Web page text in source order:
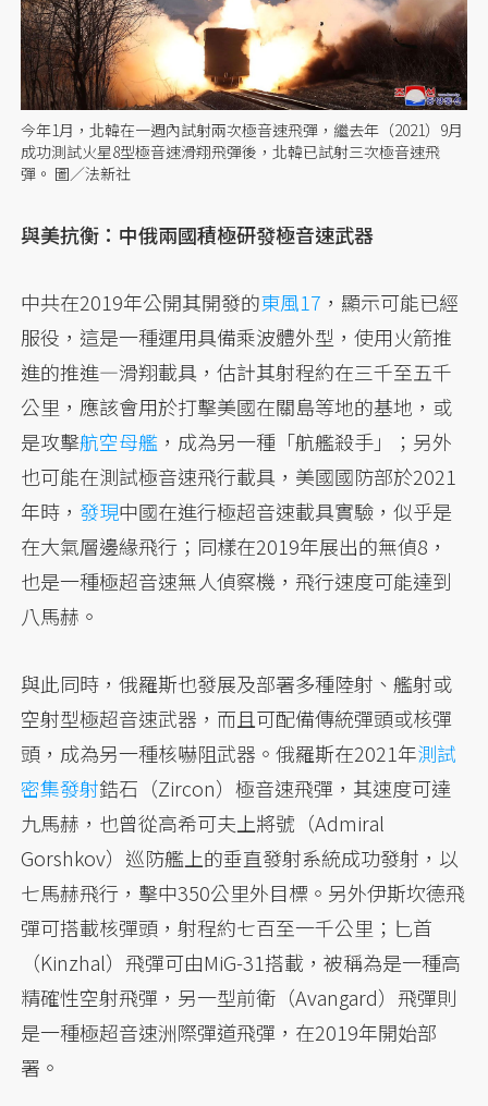
今年1月，北韓在一週內試射兩次極音速飛彈，繼去年（2021）9月
成功測試火星8型極音速滑翔飛彈後，北韓已試射三次極音速飛
彈。 圖／法新社
與美抗衡：中俄兩國積極研發極音速武器
中共在2019年公開其開發的東風17 ，顯示可能已經
服役，這是一種運用具備乘波體外型，使用火箭推
進的推進—滑翔載具，估計其射程約在三千至五千
公里，應該會用於打擊美國在關島等地的基地，或
是攻擊航空母艦 ，成為另一種「航艦殺手」；另外
也可能在測試極音速飛行載具，美國國防部於2021
年時，發現中國在進行極超音速載具實驗，似乎是
在大氣層邊緣飛行；同樣在2019年展出的無偵8，
也是一種極超音速無人偵察機，飛行速度可能達到
八馬赫。
與此同時，俄羅斯也發展及部署多種陸射、艦射或
空射型極超音速武器，而且可配備傳統彈頭或核彈
頭，成為另一種核嚇阻武器。俄羅斯在2021年測試
密集發射鋯石（Zircon）極音速飛彈，其速度可達
九馬赫，也曾從高希可夫上將號（Admiral
Gorshkov）巡防艦上的垂直發射系統成功發射，以
七馬赫飛行，擊中350公里外目標。另外伊斯坎德飛
彈可搭載核彈頭，射程約七百至一千公里；匕首
（Kinzhal）飛彈可由MiG-31搭載，被稱為是一種高
精確性空射飛彈，另一型前衛（Avangard）飛彈則
是一種極超音速洲際彈道飛彈，在2019年開始部
署。